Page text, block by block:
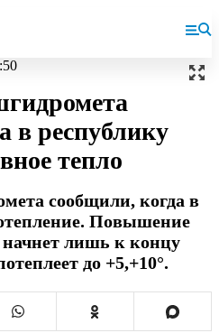
в республику
тепло
сообщили, когда в
Повышение
начнет лишь к концу
до +5,+10°.